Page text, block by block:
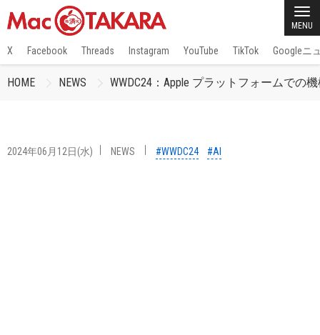
MENU
X Facebook Threads Instagram YouTube TikTok Googleニ
HOME NEWS WWDC24：Apple プラットフォームでの
2024年06月12日(水) NEWS #WWDC24 #AI